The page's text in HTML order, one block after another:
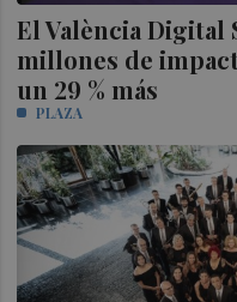
El València Digital
millones de
un 29 % más
PLAZA